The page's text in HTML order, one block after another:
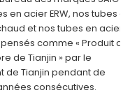
en acier ERW, nos tubes
et nos tubes en acier
comme « Produit de
de Tianjin » par le
de Tianjin pendant de
consécutives.